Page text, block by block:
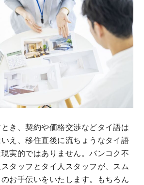
き、契約や価格交渉などタイ語は
え、移住直後に流ちょうなタイ語
実的ではありません。バンコク不
タッフとタイ人スタッフが、スム
お手伝いをいたします。もちろん